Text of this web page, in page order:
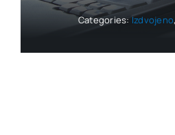
Categories:Izdvojeno,